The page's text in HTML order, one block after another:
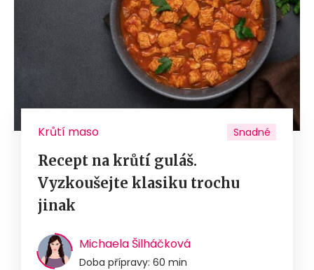
Krůtí maso Snadné
Recept na krůtí guláš.
Vyzkoušejte klasiku trochu
jinak
Michaela Šilháčková
Doba přípravy: 60 min